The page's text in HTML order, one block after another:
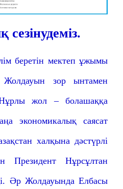
мектеп ұжымы
Жолдауын зор ынтамен
жол – болашаққа
экономикалық саясат
халқына дәстүрлі
Президент Нұрсұлтан
Әр Жолдауында Елбасы